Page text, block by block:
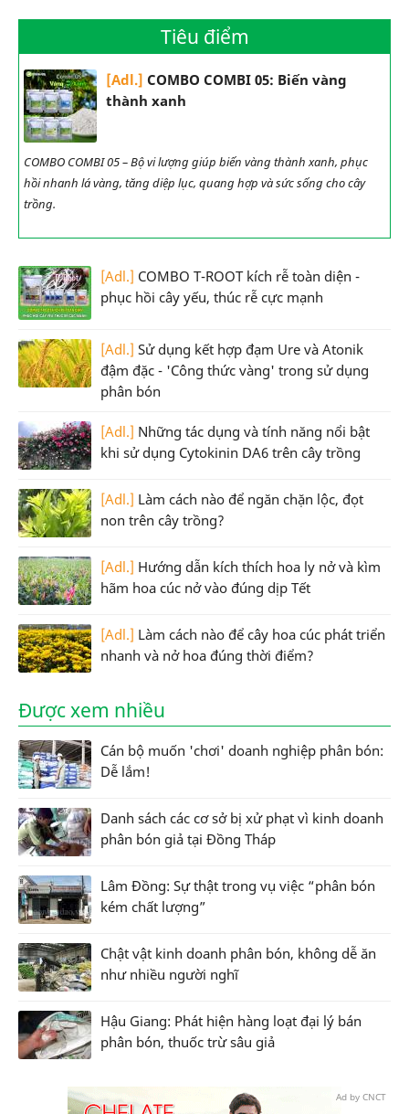
Tiêu điểm
[Adl.] COMBO COMBI 05: Biến vàng
thành xanh
COMBO COMBI 05 – Bộ vi lượng giúp biến vàng thành xanh, phục
hồi nhanh lá vàng, tăng diệp lục, quang hợp và sức sống cho cây
trồng.
[Adl.] COMBO T-ROOT kích rễ toàn diện -
phục hồi cây yếu, thúc rễ cực mạnh
[Adl.] Sử dụng kết hợp đạm Ure và Atonik
đậm đặc - 'Công thức vàng' trong sử dụng
phân bón
[Adl.] Những tác dụng và tính năng nổi bật
khi sử dụng Cytokinin DA6 trên cây trồng
[Adl.] Làm cách nào để ngăn chặn lộc, đọt
non trên cây trồng?
[Adl.] Hướng dẫn kích thích hoa ly nở và kìm
hãm hoa cúc nở vào đúng dịp Tết
[Adl.] Làm cách nào để cây hoa cúc phát triển
nhanh và nở hoa đúng thời điểm?
Được xem nhiều
Cán bộ muốn 'chơi' doanh nghiệp phân bón:
Dễ lắm!
Danh sách các cơ sở bị xử phạt vì kinh doanh
phân bón giả tại Đồng Tháp
Lâm Đồng: Sự thật trong vụ việc “phân bón
kém chất lượng”
Chật vật kinh doanh phân bón, không dễ ăn
như nhiều người nghĩ
Hậu Giang: Phát hiện hàng loạt đại lý bán
phân bón, thuốc trừ sâu giả
Ad by CNCT